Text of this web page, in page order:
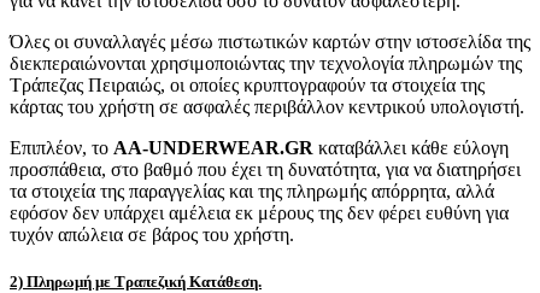
Όλες οι συναλλαγές μέσω πιστωτικών καρτών στην ιστοσελίδα της
διεκπεραιώνονται χρησιμοποιώντας την τεχνολογία πληρωμών της
Τράπεζας Πειραιώς, οι οποίες κρυπτογραφούν τα στοιχεία της
κάρτας του χρήστη σε ασφαλές περιβάλλον κεντρικού υπολογιστή.
Επιπλέον, το AA-UNDERWEAR.GR καταβάλλει κάθε εύλογη
προσπάθεια, στο βαθμό που έχει τη δυνατότητα, για να διατηρήσει
τα στοιχεία της παραγγελίας και της πληρωμής απόρρητα, αλλά
εφόσον δεν υπάρχει αμέλεια εκ μέρους της δεν φέρει ευθύνη για
τυχόν απώλεια σε βάρος του χρήστη.
2) Πληρωμή με Τραπεζική Κατάθεση.